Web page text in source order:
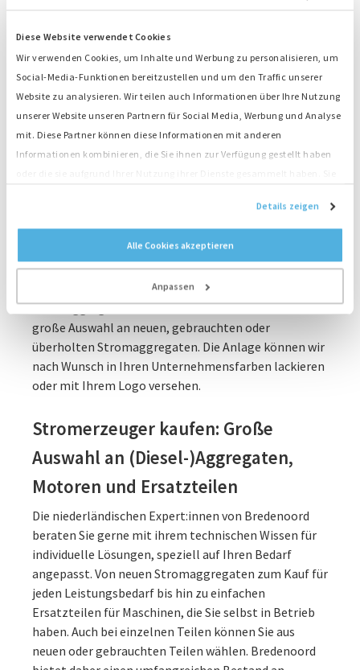
Diese Website verwendet Cookies
Wir verwenden Cookies, um Inhalte und Werbung zu personalisieren, um
Social-Media-Funktionen bereitzustellen und um den Traffic unserer
Website zu analysieren. Wir teilen auch Informationen über Ihre Nutzung
unserer Website unseren Partnern für Social Media, Werbung und Analyse
mit. Diese Partner können diese Informationen mit anderen
Informationen kombinieren, die Sie ihnen zur Verfügung gestellt haben
Details zeigen
Alle Cookies akzeptieren
Anpassen
unseren niederländischen Sales-
Expert:innen
Ihre Energie soll immer fließen, auch wenn der Strom
einmal ausfällt oder wenn vor Ort kein Strom
verfügbar ist? Wenn Sie ein Dieselaggregat bei
unserem niederländischen Hauptsitz kaufen,
erhalten Sie die Sicherheit, nach der Sie suchen. Wir
Beispiel in Krankenhäusern und Rechenzentren. Für
höchste Betriebssicherheit liefern wir Ihnen auch
mehrere, redundant ausgeführte, Stromaggregate.
Wenn Sie oft an verschiedenen Orten ohne
Stromanschluss arbeiten, ist es eine gute Option, ein
Dieselaggregat zu kaufen. Bei uns haben Sie eine
große Auswahl an neuen, gebrauchten oder
überholten Stromaggregaten. Die Anlage können wir
nach Wunsch in Ihren Unternehmensfarben lackieren
oder mit Ihrem Logo versehen.
Stromerzeuger kaufen: Große
Auswahl an (Diesel-)Aggregaten,
Motoren und Ersatzteilen
Die niederländischen Expert:innen von Bredenoord
beraten Sie gerne mit ihrem technischen Wissen für
individuelle Lösungen, speziell auf Ihren Bedarf
angepasst. Von neuen Stromaggregaten zum Kauf für
jeden Leistungsbedarf bis hin zu einfachen
Ersatzteilen für Maschinen, die Sie selbst in Betrieb
haben. Auch bei einzelnen Teilen können Sie aus
neuen oder gebrauchten Teilen wählen. Bredenoord